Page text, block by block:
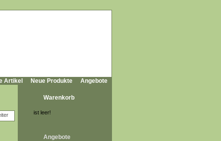
Artikel Neue Produkte Angebote
Warenkorb
ist leer!
Angebote